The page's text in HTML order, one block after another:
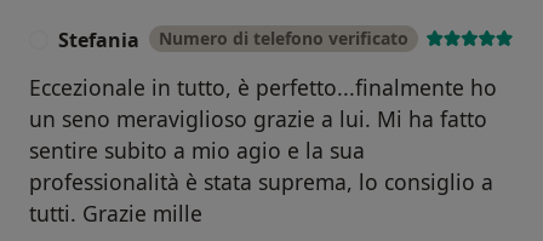
Stefania Numero di telefono verificato
Eccezionale in tutto, è perfetto...finalmente ho
un seno meraviglioso grazie a lui. Mi ha fatto
sentire subito a mio agio e la sua
professionalità è stata suprema, lo consiglio a
tutti. Grazie mille